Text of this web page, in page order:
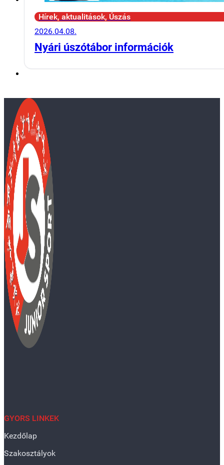
Hírek, aktualitások, Úszás
2026.04.08.
Nyári úszótábor információk
GYORS LINKEK
Kezdőlap
Szakosztályok